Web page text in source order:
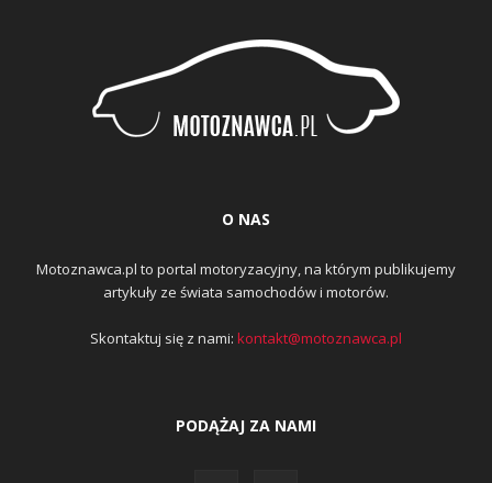
O NAS
Motoznawca.pl to portal motoryzacyjny, na którym publikujemy
artykuły ze świata samochodów i motorów.
Skontaktuj się z nami: kontakt@motoznawca.pl
PODĄŻAJ ZA NAMI